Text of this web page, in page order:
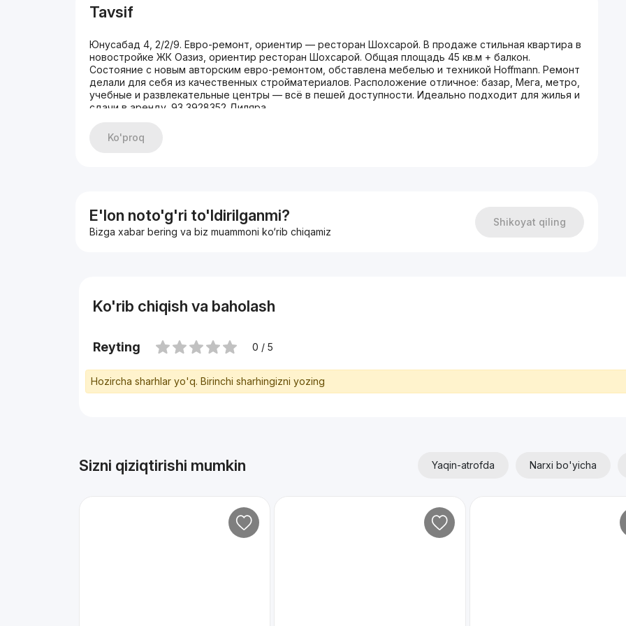
Tavsif
Юнусабад 4, 2/2/9. Евро-ремонт, ориентир — ресторан Шохсарой. В продаже стильная квартира в
новостройке ЖК Оазиз, ориентир ресторан Шохсарой. Общая площадь 45 кв.м + балкон.
Состояние с новым авторским евро-ремонтом, обставлена мебелью и техникой Hoffmann. Ремонт
делали для себя из качественных стройматериалов. Расположение отличное: базар, Мега, метро,
учебные и развлекательные центры — всё в пешей доступности. Идеально подходит для жилья и
сдачи в аренду. 93 3928352 Диляра
Ko'proq
E'lon noto'g'ri to'ldirilganmi?
Bizga xabar bering va biz muammoni ko‘rib chiqamiz
Shikoyat qiling
Ko'rib chiqish va baholash
Reyting 0 / 5
Hozircha sharhlar yo'q. Birinchi sharhingizni yozing
Sizni qiziqtirishi mumkin Yaqin-atrofda Narxi bo'yicha